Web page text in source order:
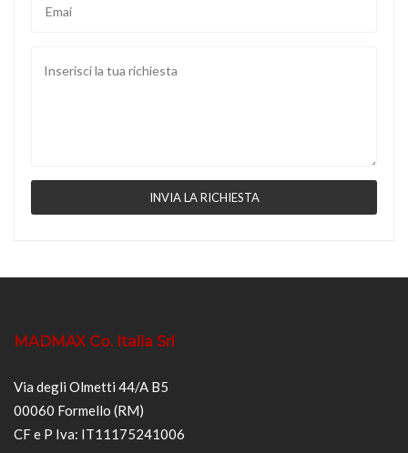
MADMAX Co. Italia Srl
Via degli Olmetti 44/A B5
00060 Formello (RM)
CF e P Iva: IT11175241006